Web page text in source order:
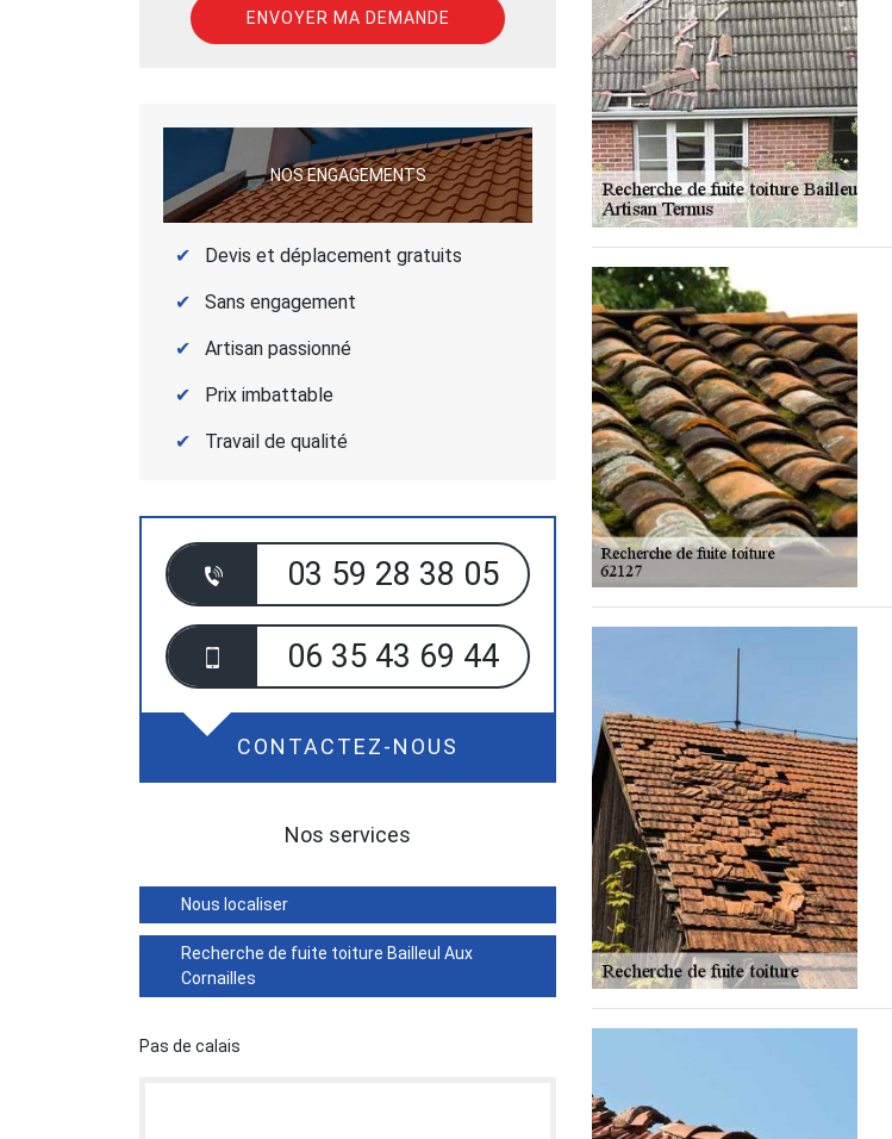
NOS ENGAGEMENTS
Devis et déplacement gratuits
Sans engagement
Artisan passionné
Prix imbattable
Travail de qualité
03 59 28 38 05
06 35 43 69 44
CONTACTEZ-NOUS
Nos services
Nous localiser
Recherche de fuite toiture Bailleul Aux
Cornailles
Pas de calais